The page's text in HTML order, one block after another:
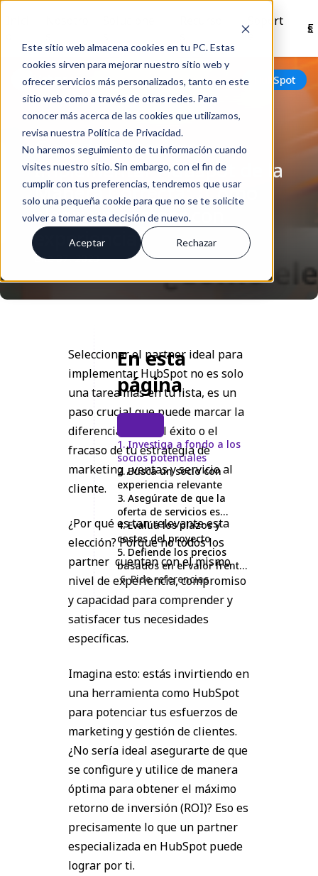
Este sitio web almacena cookies en tu PC. Estas
cookies sirven para mejorar nuestro sitio web y
ofrecer servicios más personalizados, tanto en este
sitio web como a través de otras redes. Para
conocer más acerca de las cookies que utilizamos,
revisa nuestra Política de Privacidad.
No haremos seguimiento de tu información cuando
visites nuestro sitio. Sin embargo, con el fin de
cumplir con tus preferencias, tendremos que usar
solo una pequeña cookie para que no se te solicite
volver a tomar esta decisión de nuevo.
Aceptar Rechazar
Soport
e
Es
Volver HubSpot
Cuando Necesitas
Implementar HubSpot de la
Manera Correcta: ¿Cómo
elegir un partner con
experiencia?
Ene 07, 2023
Seleccionar el partner ideal para
implementar HubSpot no es solo
una tarea más en tu lista, es un
paso crucial que puede marcar la
diferencia entre el éxito o el
fracaso de tu estrategia de
marketing , ventas y servicio al
cliente.
¿Por qué es tan relevante esta
elección? Porque no todos los
partner cuentan con el mismo
nivel de experiencia, compromiso
y capacidad para comprender y
satisfacer tus necesidades
específicas.
Imagina esto: estás invirtiendo en
una herramienta como HubSpot
para potenciar tus esfuerzos de
marketing y gestión de clientes.
¿No sería ideal asegurarte de que
se configure y utilice de manera
óptima para obtener el máximo
retorno de inversión (ROI)? Eso es
precisamente lo que un partner
especializada en HubSpot puede
lograr por ti.
En esta
página
1. Investiga a fondo a los
socios potenciales
2. Busca un socio con
experiencia relevante
3. Asegúrate de que la
oferta de servicios es
completa
4. Evalúa los plazos y
costes del proyecto
5. Defiende los precios
basados en el valor frente
a los basados en el tiempo
6. Pide referencias